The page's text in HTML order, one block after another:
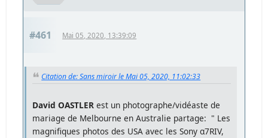
#461 Mai 05, 2020, 13:39:09
Citation de: Sans miroir le Mai 05, 2020, 11:02:33
David OASTLER est un photographe/vidéaste de
mariage de Melbourne en Australie partage: " Les
magnifiques photos des USA avec les Sony α7RIV,